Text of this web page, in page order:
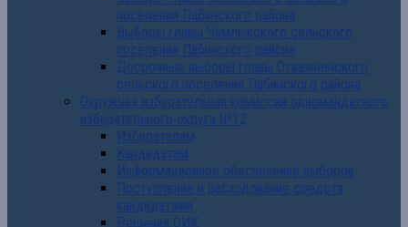
поселения Лабинского района
Выборы главы Чамлыкского сельского
поселения Лабинского района
Досрочные выборы главы Отважненского
сельского поселения Лабинского района
Окружная избирательная комиссия одномандатного
избирательного округа №12
Избирателям
Кандидатам
Информационное обеспечение выборов
Поступление и расходование средств
кандидатами
Решения ОИК